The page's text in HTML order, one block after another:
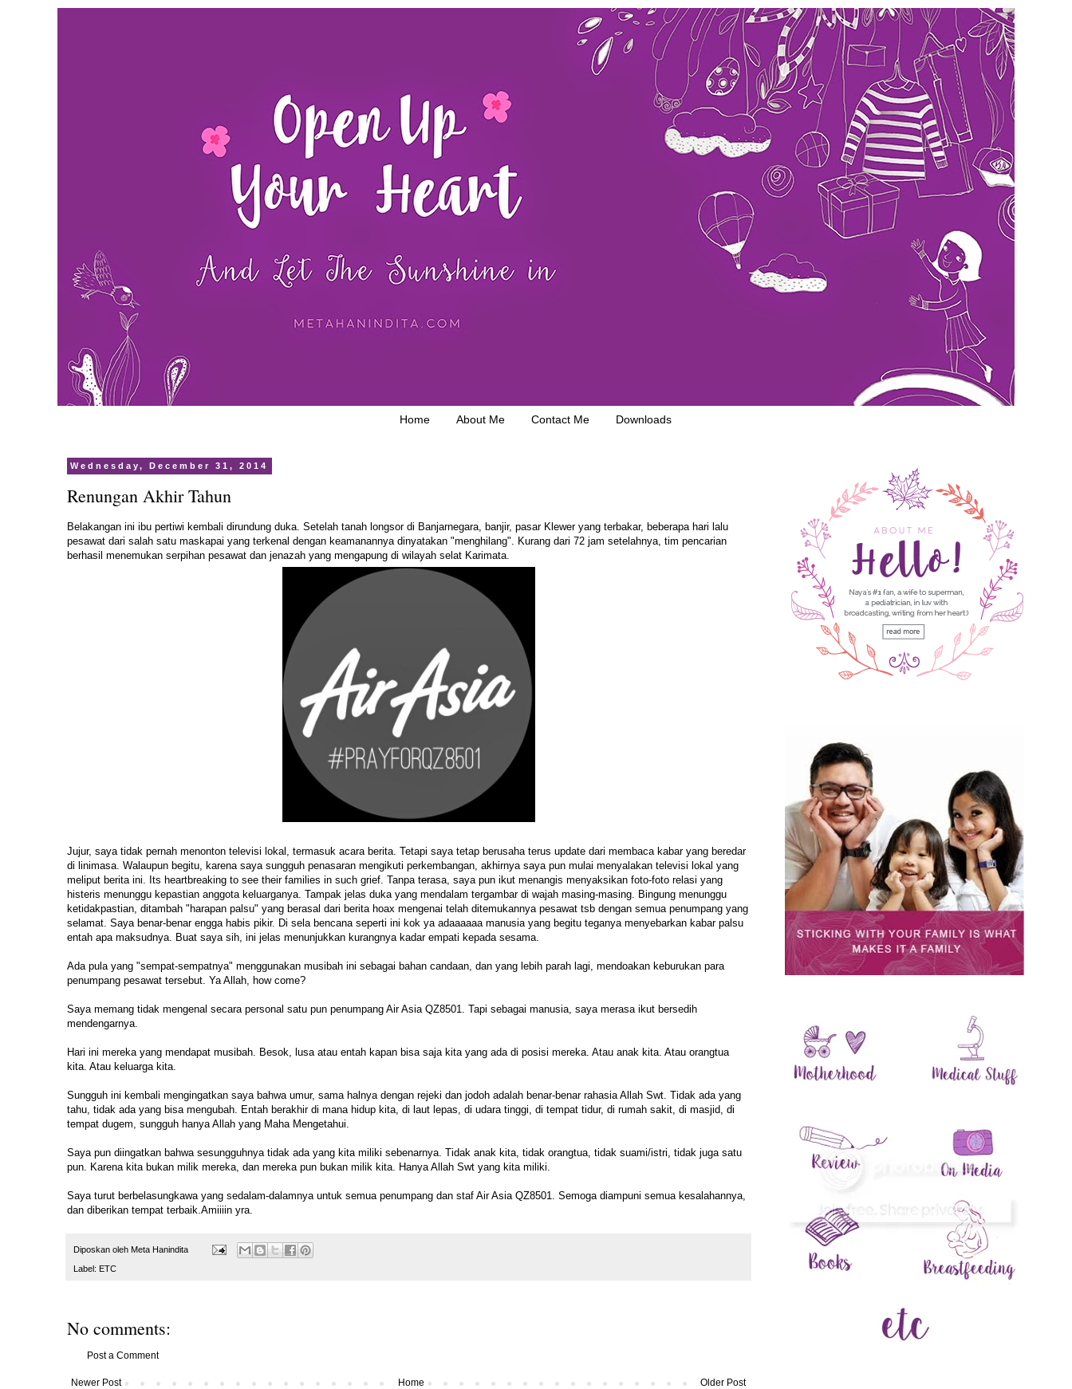
Home About Me Contact Me Downloads
Wednesday, December 31, 2014
Renungan Akhir Tahun
Belakangan ini ibu pertiwi kembali dirundung duka. Setelah tanah longsor di Banjarnegara, banjir, pasar Klewer yang terbakar, beberapa hari lalu
pesawat dari salah satu maskapai yang terkenal dengan keamanannya dinyatakan "menghilang". Kurang dari 72 jam setelahnya, tim pencarian
berhasil menemukan serpihan pesawat dan jenazah yang mengapung di wilayah selat Karimata.
Jujur, saya tidak pernah menonton televisi lokal, termasuk acara berita. Tetapi saya tetap berusaha terus update dari membaca kabar yang beredar
di linimasa. Walaupun begitu, karena saya sungguh penasaran mengikuti perkembangan, akhirnya saya pun mulai menyalakan televisi lokal yang
meliput berita ini. Its heartbreaking to see their families in such grief. Tanpa terasa, saya pun ikut menangis menyaksikan foto-foto relasi yang
histeris menunggu kepastian anggota keluarganya. Tampak jelas duka yang mendalam tergambar di wajah masing-masing. Bingung menunggu
ketidakpastian, ditambah "harapan palsu" yang berasal dari berita hoax mengenai telah ditemukannya pesawat tsb dengan semua penumpang yang
selamat. Saya benar-benar engga habis pikir. Di sela bencana seperti ini kok ya adaaaaaa manusia yang begitu teganya menyebarkan kabar palsu
entah apa maksudnya. Buat saya sih, ini jelas menunjukkan kurangnya kadar empati kepada sesama.
Ada pula yang "sempat-sempatnya" menggunakan musibah ini sebagai bahan candaan, dan yang lebih parah lagi, mendoakan keburukan para
penumpang pesawat tersebut. Ya Allah, how come?
Saya memang tidak mengenal secara personal satu pun penumpang Air Asia QZ8501. Tapi sebagai manusia, saya merasa ikut bersedih
mendengarnya.
Hari ini mereka yang mendapat musibah. Besok, lusa atau entah kapan bisa saja kita yang ada di posisi mereka. Atau anak kita. Atau orangtua
kita. Atau keluarga kita.
Sungguh ini kembali mengingatkan saya bahwa umur, sama halnya dengan rejeki dan jodoh adalah benar-benar rahasia Allah Swt. Tidak ada yang
tahu, tidak ada yang bisa mengubah. Entah berakhir di mana hidup kita, di laut lepas, di udara tinggi, di tempat tidur, di rumah sakit, di masjid, di
tempat dugem, sungguh hanya Allah yang Maha Mengetahui.
Saya pun diingatkan bahwa sesungguhnya tidak ada yang kita miliki sebenarnya. Tidak anak kita, tidak orangtua, tidak suami/istri, tidak juga satu
pun. Karena kita bukan milik mereka, dan mereka pun bukan milik kita. Hanya Allah Swt yang kita miliki.
Saya turut berbelasungkawa yang sedalam-dalamnya untuk semua penumpang dan staf Air Asia QZ8501. Semoga diampuni semua kesalahannya,
dan diberikan tempat terbaik.Amiiiin yra.
Diposkan oleh Meta Hanindita
Label: ETC
No comments:
Post a Comment
Newer Post Older Post
Home